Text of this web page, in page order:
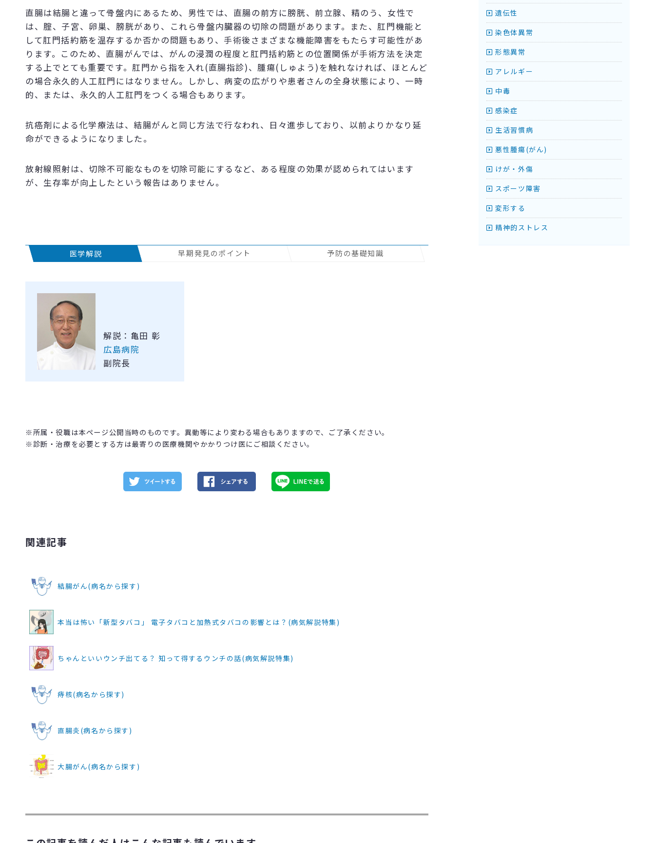
直腸は結腸と違って骨盤内にあるため、男性では、直腸の前方に膀胱、前立腺、精のう、女性で
は、腟、子宮、卵巣、膀胱があり、これら骨盤内臓器の切除の問題があります。また、肛門機能と
して肛門括約筋を温存するか否かの問題もあり、手術後さまざまな機能障害をもたらす可能性があ
ります。このため、直腸がんでは、がんの浸潤の程度と肛門括約筋との位置関係が手術方法を決定
する上でとても重要です。肛門から指を入れ(直腸指診)、腫瘍(しゅよう)を触れなければ、ほとんど
の場合永久的人工肛門にはなりません。しかし、病変の広がりや患者さんの全身状態により、一時
的、または、永久的人工肛門をつくる場合もあります。
抗癌剤による化学療法は、結腸がんと同じ方法で行なわれ、日々進歩しており、以前よりかなり延
命ができるようになりました。
放射線照射は、切除不可能なものを切除可能にするなど、ある程度の効果が認められてはいます
が、生存率が向上したという報告はありません。
医学解説 早期発見のポイント 予防の基礎知識
解説：亀田 彰
広島病院
副院長
※所属・役職は本ページ公開当時のものです。異動等により変わる場合もありますので、ご了承ください。
※診断・治療を必要とする方は最寄りの医療機関やかかりつけ医にご相談ください。
関連記事
結腸がん(病名から探す)
本当は怖い「新型タバコ」 電子タバコと加熱式タバコの影響とは？(病気解説特集)
ちゃんといいウンチ出てる？ 知って得するウンチの話(病気解説特集)
痔核(病名から探す)
直腸炎(病名から探す)
大腸がん(病名から探す)
遺伝性
染色体異常
形態異常
アレルギー
中毒
感染症
生活習慣病
悪性腫瘍(がん)
けが・外傷
スポーツ障害
変形する
精神的ストレス